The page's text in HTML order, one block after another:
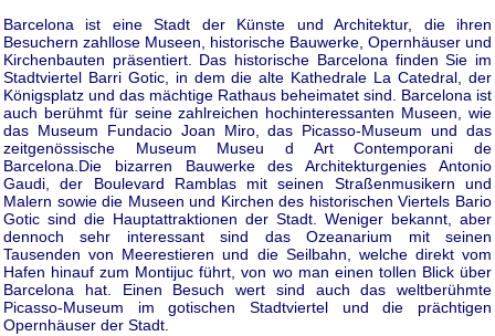
Barcelona ist eine Stadt der Künste und Architektur, die ihren
Besuchern zahllose Museen, historische Bauwerke, Opernhäuser und
Kirchenbauten präsentiert. Das historische Barcelona finden Sie im
Stadtviertel Barri Gotic, in dem die alte Kathedrale La Catedral, der
Königsplatz und das mächtige Rathaus beheimatet sind. Barcelona ist
auch berühmt für seine zahlreichen hochinteressanten Museen, wie
das Museum Fundacio Joan Miro, das Picasso-Museum und das
zeitgenössische Museum Museu d Art Contemporani de
Barcelona.Die bizarren Bauwerke des Architekturgenies Antonio
Gaudi, der Boulevard Ramblas mit seinen Straßenmusikern und
Malern sowie die Museen und Kirchen des historischen Viertels Bario
Gotic sind die Hauptattraktionen der Stadt. Weniger bekannt, aber
dennoch sehr interessant sind das Ozeanarium mit seinen
Tausenden von Meerestieren und die Seilbahn, welche direkt vom
Hafen hinauf zum Montijuc führt, von wo man einen tollen Blick über
Barcelona hat. Einen Besuch wert sind auch das weltberühmte
Picasso-Museum im gotischen Stadtviertel und die prächtigen
Opernhäuser der Stadt.